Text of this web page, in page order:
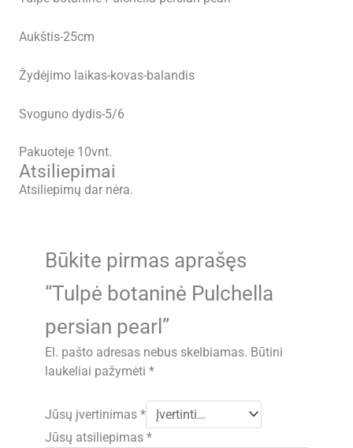
Aukštis-25cm
Žydėjimo laikas-kovas-balandis
Svoguno dydis-5/6
Pakuoteje 10vnt.
Atsiliepimai
Atsiliepimų dar nėra.
Būkite pirmas aprašęs
“Tulpė botaninė Pulchella
persian pearl”
El. pašto adresas nebus skelbiamas. Būtini
laukeliai pažymėti*
Jūsų įvertinimas*
Jūsų atsiliepimas*